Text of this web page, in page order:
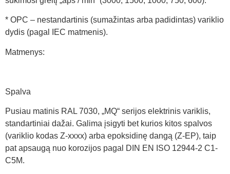
* OPC – nestandartinis (sumažintas arba padidintas) variklio
dydis (pagal IEC matmenis).
Matmenys:
Spalva
Pusiau matinis RAL 7030, „MQ“ serijos elektrinis variklis,
standartiniai dažai. Galima įsigyti bet kurios kitos spalvos
(variklio kodas Z-xxxx) arba epoksidinę dangą (Z-EP), taip
pat apsaugą nuo korozijos pagal DIN EN ISO 12944-2 C1-
C5M.